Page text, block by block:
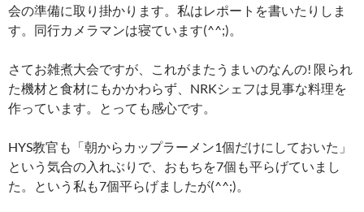
会の準備に取り掛かります。私はレポートを書いたりしま
す。同行カメラマンは寝ています(^^;)。
さてお雑煮大会ですが、これがまたうまいのなんの! 限られ
た機材と食材にもかかわらず、NRKシェフは見事な料理を
作っています。とっても感心です。
HYS教官も「朝からカップラーメン1個だけにしておいた」
という気合の入れぶりで、おもちを7個も平らげていまし
た。という私も7個平らげましたが(^^;)。